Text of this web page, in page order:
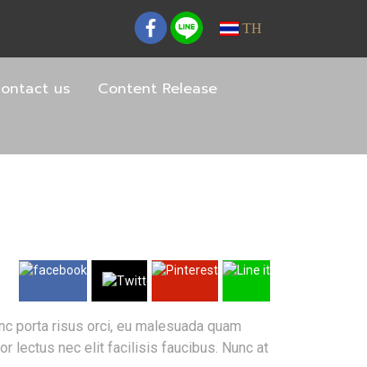
TH
us Content Release
porta risus orci, eu malesuada quam
lectus nec elit facilisis faucibus. Nunc at